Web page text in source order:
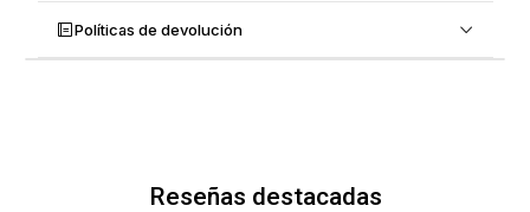
Políticas de devolución
Reseñas destacadas